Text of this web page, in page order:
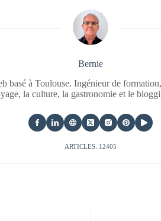
Bernie
basé à Toulouse. Ingénieur de
la culture, la gastronomie et le
ARTICLES: 12405